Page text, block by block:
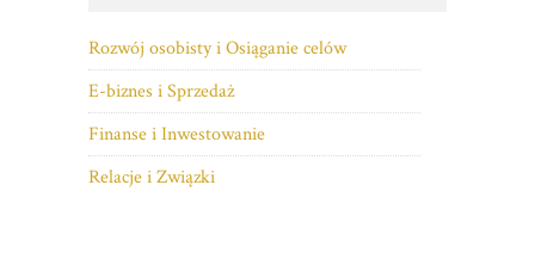
Rozwój osobisty i Osiąganie celów
E-biznes i Sprzedaż
Finanse i Inwestowanie
Relacje i Związki